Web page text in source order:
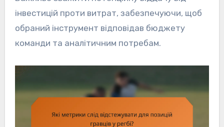
інвестицій проти витрат, забезпечуючи, щоб
обраний інструмент відповідав бюджету
команди та аналітичним потребам.